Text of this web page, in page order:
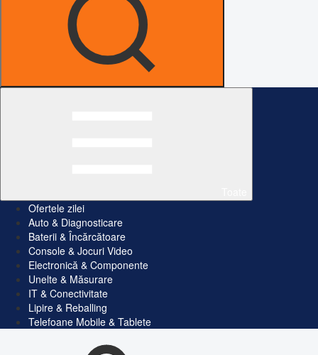
Ofertele zilei
Auto & Diagnosticare
Baterii & Încărcătoare
Console & Jocuri Video
Electronică & Componente
Unelte & Măsurare
IT & Conectivitate
Lipire & Reballing
Telefoane Mobile & Tablete